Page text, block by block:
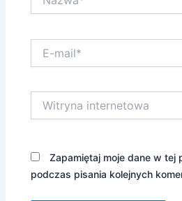
mail*
internetowa
Zapamiętaj moje dane w tej
podczas pisania kolejnych